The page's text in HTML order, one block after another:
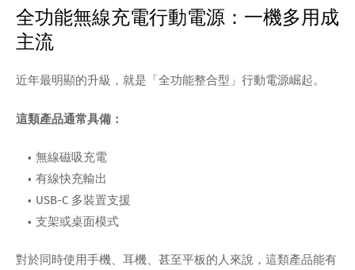
全功能無線充電行動電源：一機多用成
主流
近年最明顯的升級，就是「全功能整合型」行動電源崛起。
這類產品通常具備：
無線磁吸充電
有線快充輸出
USB-C 多裝置支援
支架或桌面模式
對於同時使用手機、耳機、甚至平板的人來說，這類產品能有